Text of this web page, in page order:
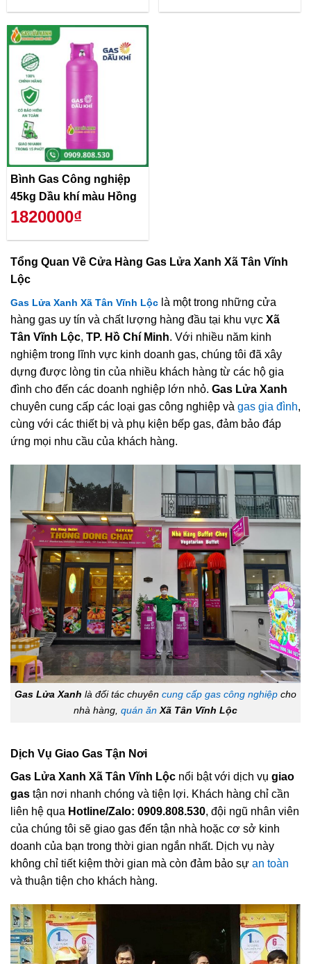
Bình Gas Công nghiệp
45kg Dầu khí màu Hồng
1820000₫
Tổng Quan Về Cửa Hàng Gas Lửa Xanh Xã Tân Vĩnh
Lộc
Gas Lửa Xanh Xã Tân Vĩnh Lộc là một trong những cửa
hàng gas uy tín và chất lượng hàng đầu tại khu vực Xã
Tân Vĩnh Lộc, TP. Hồ Chí Minh. Với nhiều năm kinh
nghiệm trong lĩnh vực kinh doanh gas, chúng tôi đã xây
dựng được lòng tin của nhiều khách hàng từ các hộ gia
đình cho đến các doanh nghiệp lớn nhỏ. Gas Lửa Xanh
chuyên cung cấp các loại gas công nghiệp và gas gia đình,
cùng với các thiết bị và phụ kiện bếp gas, đảm bảo đáp
ứng mọi nhu cầu của khách hàng.
Gas Lửa Xanh là đối tác chuyên cung cấp gas công nghiệp cho
nhà hàng, quán ăn Xã Tân Vĩnh Lộc
Dịch Vụ Giao Gas Tận Nơi
Gas Lửa Xanh Xã Tân Vĩnh Lộc nổi bật với dịch vụ giao
gas tận nơi nhanh chóng và tiện lợi. Khách hàng chỉ cần
liên hệ qua Hotline/Zalo: 0909.808.530, đội ngũ nhân viên
của chúng tôi sẽ giao gas đến tận nhà hoặc cơ sở kinh
doanh của bạn trong thời gian ngắn nhất. Dịch vụ này
không chỉ tiết kiệm thời gian mà còn đảm bảo sự an toàn
và thuận tiện cho khách hàng.